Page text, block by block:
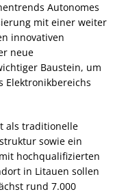
Autonomes
mit einer weiter
innovativen
neue
Baustein, um
Elektronikbereichs
als traditionelle
sowie ein
hochqualifizierten
in Litauen sollen
rund 7.000